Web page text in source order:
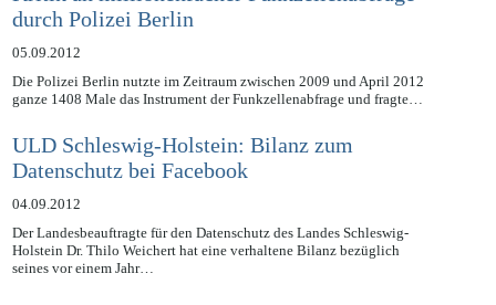
Kritik an millionenfacher Funkzellenabfrage
durch Polizei Berlin
05.09.2012
Die Polizei Berlin nutzte im Zeitraum zwischen 2009 und April 2012
ULD Schleswig-Holstein: Bilanz zum
Datenschutz bei Facebook
04.09.2012
Der Landesbeauftragte für den Datenschutz des Landes Schleswig-
Holstein Dr. Thilo Weichert hat eine verhaltene Bilanz bezüglich